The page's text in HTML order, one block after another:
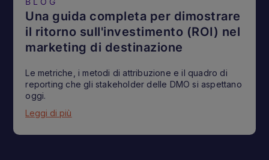
Una guida completa per dimostrare
il ritorno sull'investimento (ROI) nel
marketing di destinazione
Le metriche, i metodi di attribuzione e il quadro di
reporting che gli stakeholder delle DMO si aspettano
oggi.
Leggi di più